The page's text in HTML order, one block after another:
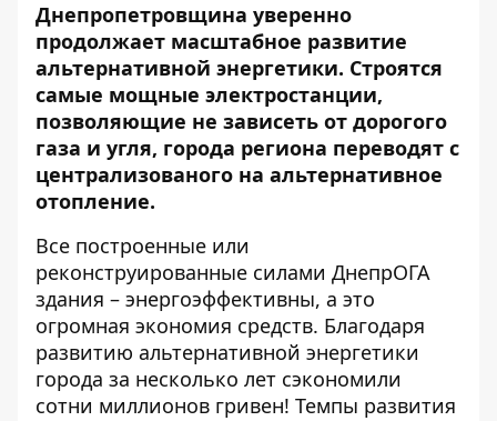
Днепропетровщина уверенно
продолжает масштабное развитие
альтернативной энергетики. Строятся
самые мощные электростанции,
позволяющие не зависеть от дорогого
газа и угля, города региона переводят с
централизованого на альтернативное
отопление.
Все построенные или
реконструированные силами ДнепрОГА
здания – энергоэффективны, а это
огромная экономия средств. Благодаря
развитию альтернативной энергетики
города за несколько лет сэкономили
сотни миллионов гривен! Темпы развития